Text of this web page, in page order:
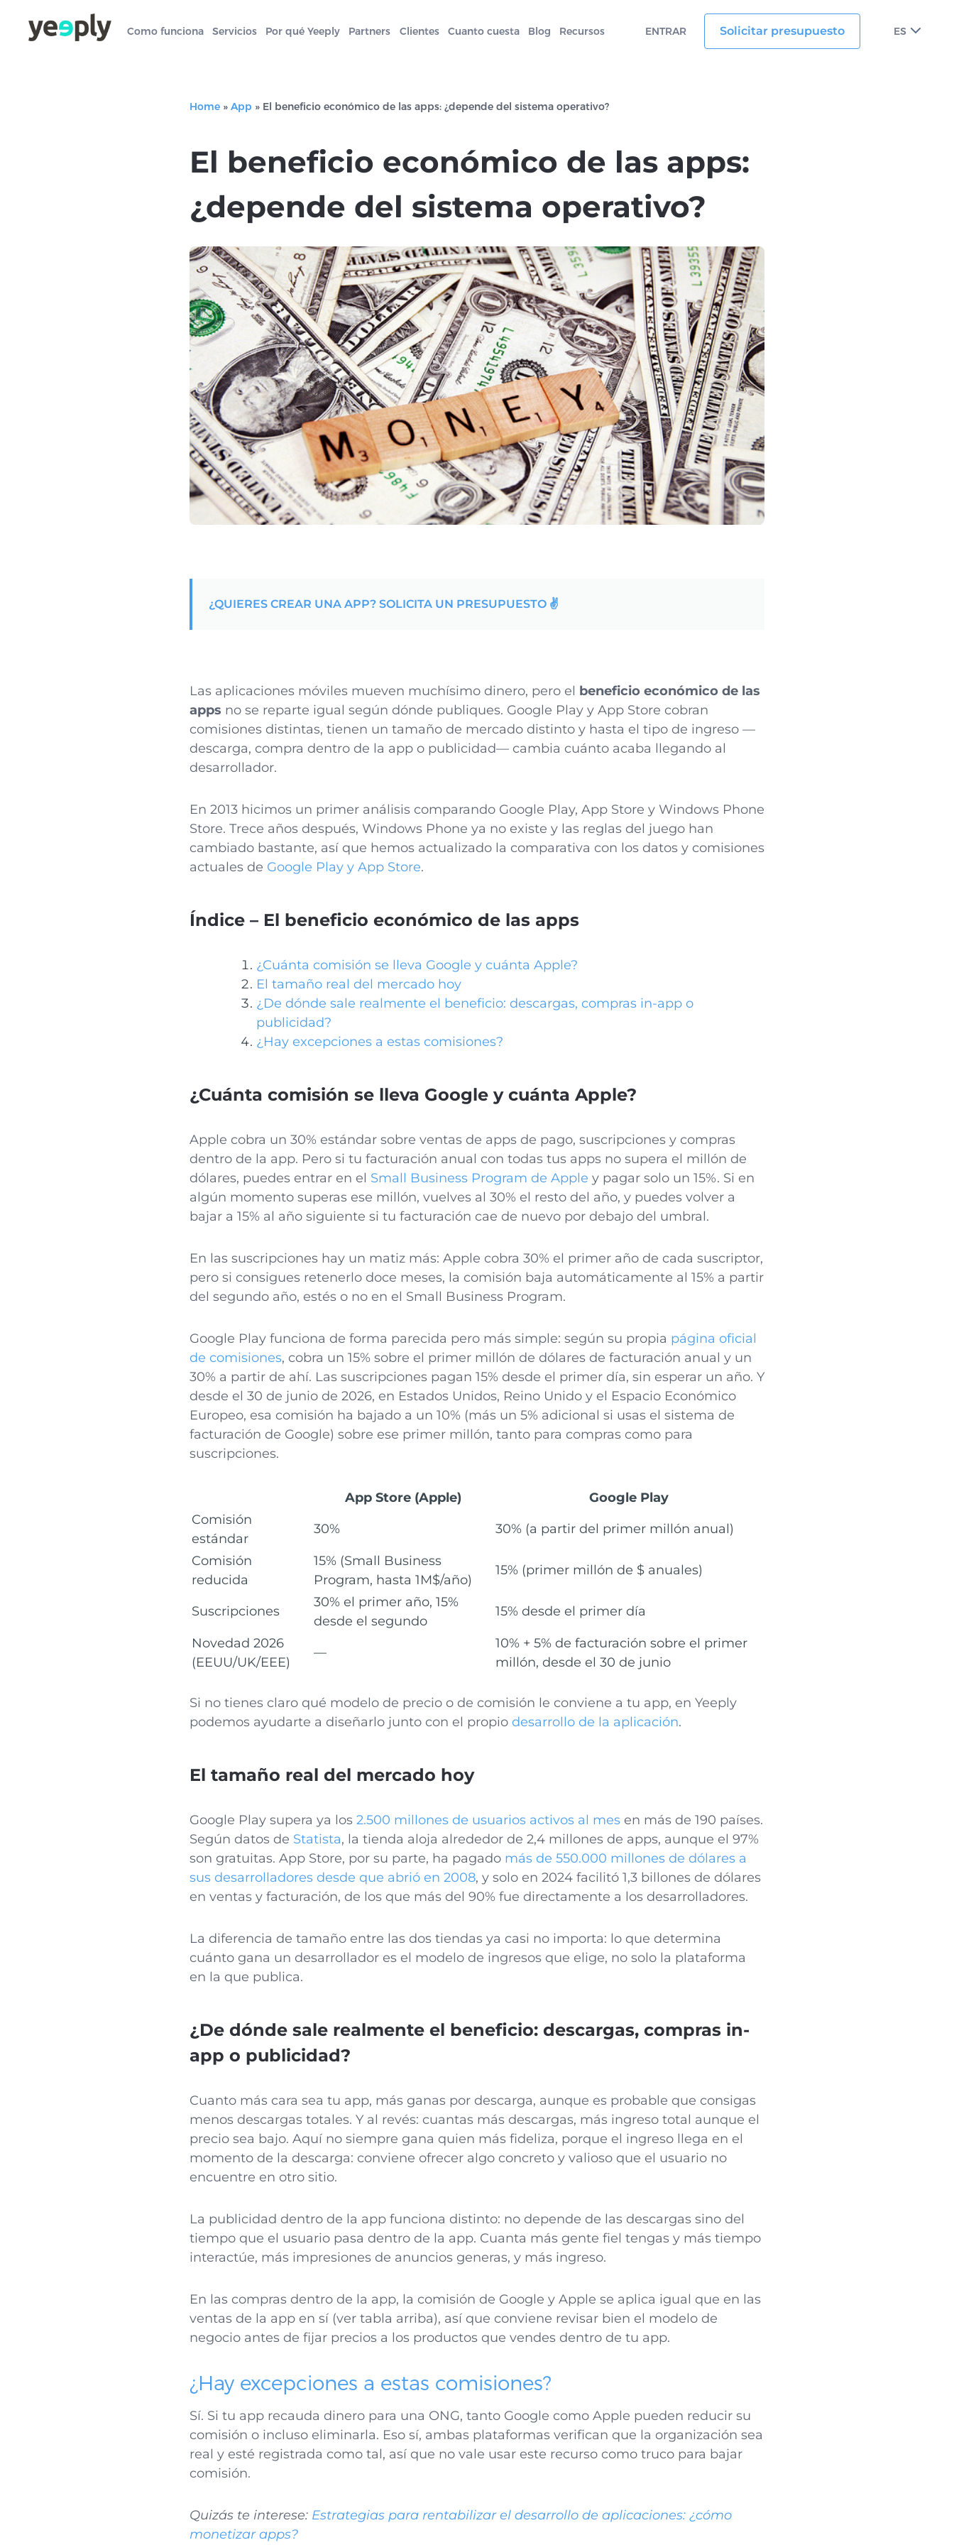
Como funciona Servicios Por qué Yeeply Partners Clientes Cuanto cuesta Blog Recursos ENTRAR Solicitar presupuesto ES
Home » App » El beneficio económico de las apps: ¿depende del sistema operativo?
El beneficio económico de las apps:
¿depende del sistema operativo?
¿QUIERES CREAR UNA APP? SOLICITA UN PRESUPUESTO ✌️
Las aplicaciones móviles mueven muchísimo dinero, pero el beneficio económico de las
apps no se reparte igual según dónde publiques. Google Play y App Store cobran
comisiones distintas, tienen un tamaño de mercado distinto y hasta el tipo de ingreso —
descarga, compra dentro de la app o publicidad— cambia cuánto acaba llegando al
desarrollador.
En 2013 hicimos un primer análisis comparando Google Play, App Store y Windows Phone
Store. Trece años después, Windows Phone ya no existe y las reglas del juego han
cambiado bastante, así que hemos actualizado la comparativa con los datos y comisiones
actuales de Google Play y App Store.
Índice – El beneficio económico de las apps
¿Cuánta comisión se lleva Google y cuánta Apple?
El tamaño real del mercado hoy
¿De dónde sale realmente el beneficio: descargas, compras in-app o
publicidad?
¿Hay excepciones a estas comisiones?
¿Cuánta comisión se lleva Google y cuánta Apple?
Apple cobra un 30% estándar sobre ventas de apps de pago, suscripciones y compras
dentro de la app. Pero si tu facturación anual con todas tus apps no supera el millón de
dólares, puedes entrar en el Small Business Program de Apple y pagar solo un 15%. Si en
algún momento superas ese millón, vuelves al 30% el resto del año, y puedes volver a
bajar a 15% al año siguiente si tu facturación cae de nuevo por debajo del umbral.
En las suscripciones hay un matiz más: Apple cobra 30% el primer año de cada suscriptor,
pero si consigues retenerlo doce meses, la comisión baja automáticamente al 15% a partir
del segundo año, estés o no en el Small Business Program.
Google Play funciona de forma parecida pero más simple: según su propia página oficial
de comisiones, cobra un 15% sobre el primer millón de dólares de facturación anual y un
30% a partir de ahí. Las suscripciones pagan 15% desde el primer día, sin esperar un año. Y
desde el 30 de junio de 2026, en Estados Unidos, Reino Unido y el Espacio Económico
Europeo, esa comisión ha bajado a un 10% (más un 5% adicional si usas el sistema de
facturación de Google) sobre ese primer millón, tanto para compras como para
suscripciones.
App Store (Apple)
Google Play
Comisión
estándar
30% 30% (a partir del primer millón anual)
Comisión
reducida
15% (Small Business
Program, hasta 1M$/año)
15% (primer millón de $ anuales)
Suscripciones
30% el primer año, 15%
desde el segundo
15% desde el primer día
Novedad 2026
(EEUU/UK/EEE)
—
10% + 5% de facturación sobre el primer
millón, desde el 30 de junio
Si no tienes claro qué modelo de precio o de comisión le conviene a tu app, en Yeeply
podemos ayudarte a diseñarlo junto con el propio desarrollo de la aplicación.
El tamaño real del mercado hoy
Google Play supera ya los 2.500 millones de usuarios activos al mes en más de 190 países.
Según datos de Statista, la tienda aloja alrededor de 2,4 millones de apps, aunque el 97%
son gratuitas. App Store, por su parte, ha pagado más de 550.000 millones de dólares a
sus desarrolladores desde que abrió en 2008, y solo en 2024 facilitó 1,3 billones de dólares
en ventas y facturación, de los que más del 90% fue directamente a los desarrolladores.
La diferencia de tamaño entre las dos tiendas ya casi no importa: lo que determina
cuánto gana un desarrollador es el modelo de ingresos que elige, no solo la plataforma
en la que publica.
¿De dónde sale realmente el beneficio: descargas, compras in-
app o publicidad?
Cuanto más cara sea tu app, más ganas por descarga, aunque es probable que consigas
menos descargas totales. Y al revés: cuantas más descargas, más ingreso total aunque el
precio sea bajo. Aquí no siempre gana quien más fideliza, porque el ingreso llega en el
momento de la descarga: conviene ofrecer algo concreto y valioso que el usuario no
encuentre en otro sitio.
La publicidad dentro de la app funciona distinto: no depende de las descargas sino del
tiempo que el usuario pasa dentro de la app. Cuanta más gente fiel tengas y más tiempo
interactúe, más impresiones de anuncios generas, y más ingreso.
En las compras dentro de la app, la comisión de Google y Apple se aplica igual que en las
ventas de la app en sí (ver tabla arriba), así que conviene revisar bien el modelo de
negocio antes de fijar precios a los productos que vendes dentro de tu app.
¿Hay excepciones a estas comisiones?
Sí. Si tu app recauda dinero para una ONG, tanto Google como Apple pueden reducir su
comisión o incluso eliminarla. Eso sí, ambas plataformas verifican que la organización sea
real y esté registrada como tal, así que no vale usar este recurso como truco para bajar
comisión.
Quizás te interese: Estrategias para rentabilizar el desarrollo de aplicaciones: ¿cómo
monetizar apps?